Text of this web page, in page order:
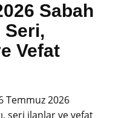
Sabah
Seri,
Vefat
Temmuz 2026
seri ilanlar ve vefat